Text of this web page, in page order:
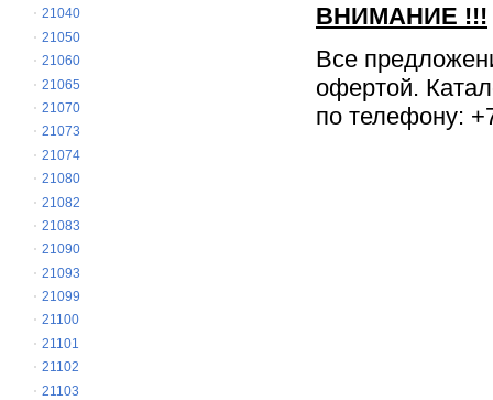
21040
21050
21060
21065
21070
21073
21074
21080
21082
21083
21090
21093
21099
21100
21101
21102
21103
ВНИМАНИЕ !!!
Все
офертой.
по телефону: